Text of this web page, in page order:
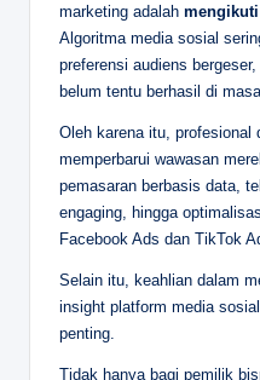
marketing adalah
Algoritma media sosial
preferensi audiens
belum tentu berhasil di
Oleh karena itu, profesional
memperbarui wawasan
pemasaran berbasis data,
engaging, hingga
Facebook Ads dan TikTok
Selain itu, keahlian dalam
insight platform media
penting.
Tidak hanya bagi pemilik